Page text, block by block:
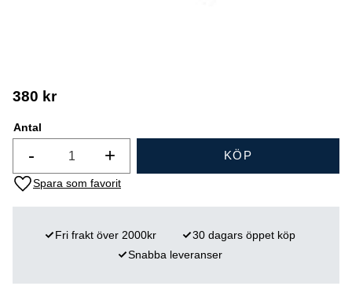
380 kr
Antal
+
- KÖP
Lägg till i favoriter
Fri frakt över 2000kr
30 dagars öppet köp
Snabba leveranser